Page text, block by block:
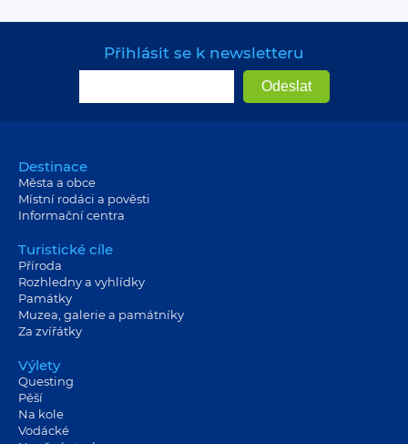
Přihlásit se k newsletteru
Destinace
Města a obce
Místní rodáci a pověsti
Informační centra
Turistické cíle
Příroda
Rozhledny a vyhlídky
Památky
Muzea, galerie a památníky
Za zvířátky
Výlety
Questing
Pěší
Na kole
Vodácké